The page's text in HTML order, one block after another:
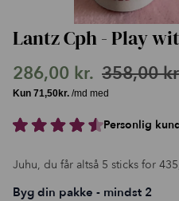
Lantz Cph - Play
358,00
Den
pris
var:
358,00 kr..
286,00 kr.
Den
pris
er:
286,00 kr..
Personlig
Juhu, du får altså 5 sticks for
Byg din pakke - mindst 2